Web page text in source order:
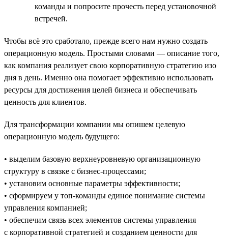
команды и попросите прочесть перед установочной
встречей.
Чтобы всё это сработало, прежде всего нам нужно создать
операционную модель. Простыми словами — описание того,
как компания реализует свою корпоративную стратегию изо
дня в день. Именно она помогает эффективно использовать
ресурсы для достижения целей бизнеса и обеспечивать
ценность для клиентов.
Для трансформации компании мы опишем целевую
операционную модель будущего:
• выделим базовую верхнеуровневую организационную
структуру в связке с бизнес-процессами;
• установим основные параметры эффективности;
• сформируем у топ-команды единое понимание системы
управления компанией;
• обеспечим связь всех элементов системы управления
с корпоративной стратегией и созданием ценности для